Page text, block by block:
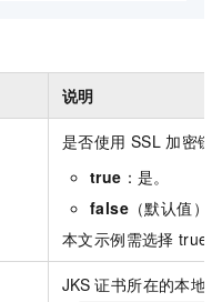
说明
是否使用 SSL 加密链
true ：是。
false （默认值）
本文示例需选择 true
JKS 证书所在的本地